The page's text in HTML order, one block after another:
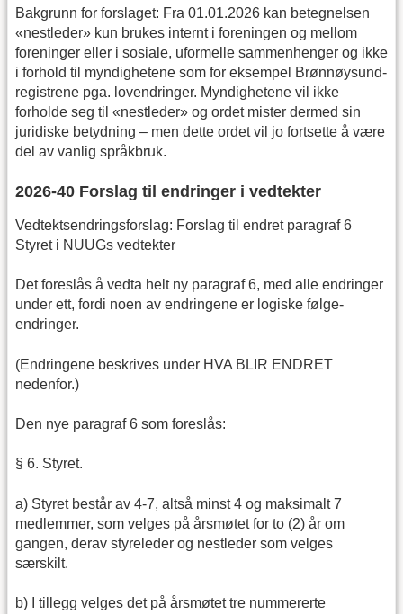
Bakgrunn for forslaget: Fra 01.01.2026 kan betegnelsen
«nestleder» kun brukes internt i foreningen og mellom
foreninger eller i sosiale, uformelle sammenhenger og ikke
i forhold til myndighetene som for eksempel Brønnøysund-
registrene pga. lovendringer. Myndighetene vil ikke
forholde seg til «nestleder» og ordet mister dermed sin
juridiske betydning – men dette ordet vil jo fortsette å være
del av vanlig språkbruk.
2026-40 Forslag til endringer i vedtekter
Vedtektsendringsforslag: Forslag til endret paragraf 6
Styret i NUUGs vedtekter
Det foreslås å vedta helt ny paragraf 6, med alle endringer
under ett, fordi noen av endringene er logiske følge-
endringer.
(Endringene beskrives under HVA BLIR ENDRET
nedenfor.)
Den nye paragraf 6 som foreslås:
§ 6. Styret.
a) Styret består av 4-7, altså minst 4 og maksimalt 7
medlemmer, som velges på årsmøtet for to (2) år om
gangen, derav styreleder og nestleder som velges
særskilt.
b) I tillegg velges det på årsmøtet tre nummererte